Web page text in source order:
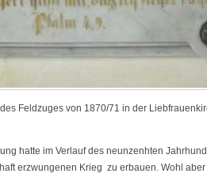
Feldzuges von 1870/71 in der
hatte im Verlauf des neunzenhten
erzwungenen Krieg zu erbauen. Wohl